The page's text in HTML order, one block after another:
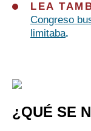
LEA
Congreso
limitaba.
¿QUÉ SE